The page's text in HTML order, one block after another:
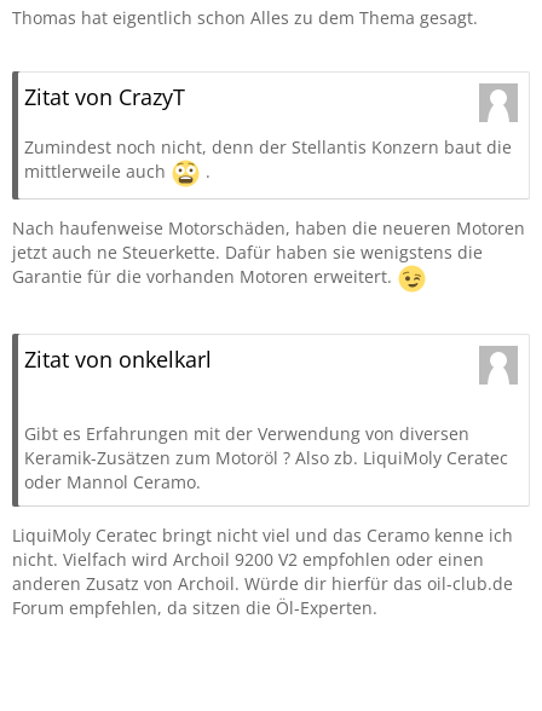
Thomas hat eigentlich schon Alles zu dem Thema gesagt.
Zitat von CrazyT
Zumindest noch nicht, denn der Stellantis Konzern baut die
mittlerweile auch
.
Nach haufenweise Motorschäden, haben die neueren Motoren
jetzt auch ne Steuerkette. Dafür haben sie wenigstens die
Garantie für die vorhanden Motoren erweitert.
Zitat von onkelkarl
Gibt es Erfahrungen mit der Verwendung von diversen
Keramik-Zusätzen zum Motoröl ? Also zb. LiquiMoly Ceratec
oder Mannol Ceramo.
LiquiMoly Ceratec bringt nicht viel und das Ceramo kenne ich
nicht. Vielfach wird Archoil 9200 V2 empfohlen oder einen
anderen Zusatz von Archoil. Würde dir hierfür das oil-club.de
Forum empfehlen, da sitzen die Öl-Experten.